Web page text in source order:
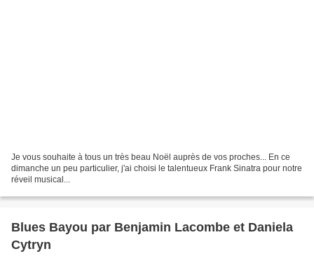
Je vous souhaite à tous un très beau Noël auprès de vos proches... En ce
dimanche un peu particulier, j'ai choisi le talentueux Frank Sinatra pour notre
réveil musical...
Blues Bayou par Benjamin Lacombe et Daniela
Cytryn